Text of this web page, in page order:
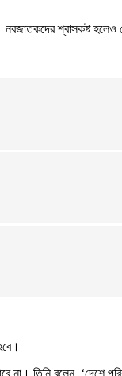
নবজাতকদের শ্বাসকষ্ট
না। তিনি বলেন,